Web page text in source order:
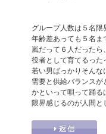
グループ人数は５名限
年齢差あっても５名ま
嵐だって６人だった
役者として育てるった
若い男ばっかりそんな
需要と供給バランスが
かといって唄って踊る
限界感じるのが人間と